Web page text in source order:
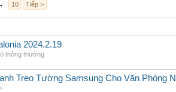
10 Tiếp >
2024.2.19
thông thường
Treo Tường Samsung Cho Văn Phòng